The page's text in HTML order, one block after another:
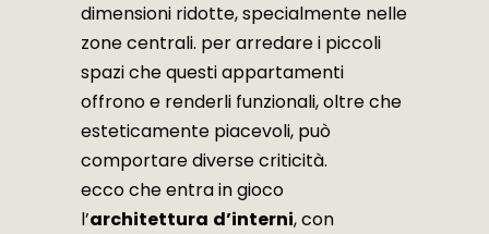
dimensioni ridotte, specialmente nelle
zone centrali. per arredare i piccoli
spazi che questi appartamenti
offrono e renderli funzionali, oltre che
esteticamente piacevoli, può
comportare diverse criticità.
ecco che entra in gioco
l’architettura d’interni, con